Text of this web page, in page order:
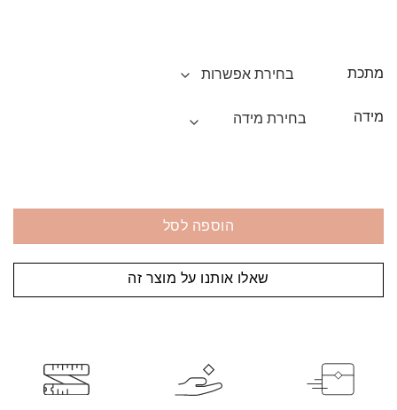
מתכת
מידה
הוספה לסל
שאלו אותנו על מוצר זה